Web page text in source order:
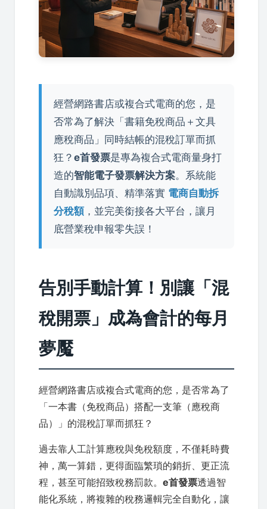
經營網路書店或複合式電商的您，是
否常為了解決「書籍免稅商品＋文具
應稅商品」同時結帳的混稅訂單而抓
狂？ e首發票是專為複合式電商量身打
造的智能電子發票解決方案。系統能
自動識別品項、精準落實 電商自動拆
分稅額，並完美銜接各大平台，讓月
底營業稅申報零失誤！
告別手動計算！別讓「混
稅開票」成為會計的每月
夢魘
經營網路書店或複合式電商的您，是否常為了
「一本書（免稅商品）搭配一支筆（應稅商
品）」的混稅訂單而抓狂？
過去靠人工計算應稅與免稅額度，不僅耗時費
神，萬一算錯，更得面臨繁瑣的銷折、更正流
程，甚至可能招致稅務罰款。 e首發票透過智
能化系統，將複雜的稅務邏輯完全自動化，讓